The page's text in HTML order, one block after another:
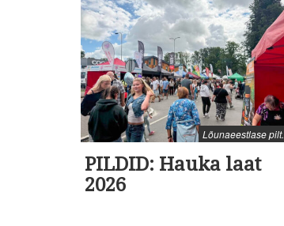
Lõunaeestlase pilt.
PILDID: Hauka laat
2026